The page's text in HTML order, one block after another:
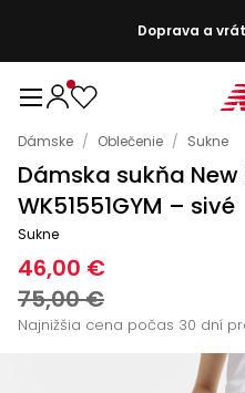
Doprava a
Dámske / Oblečenie / Sukne
Dámska sukňa
WK51551GYM – sivé
Sukne
46,00 €
75,00 €
Najnižšia cena počas 30 dní